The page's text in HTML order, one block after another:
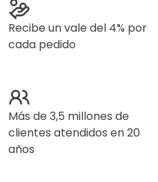
Recibe un vale del 4% por
cada pedido
Más de 3,5 millones de
clientes atendidos en 20
años